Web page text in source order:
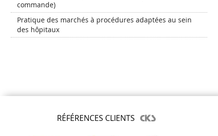
commande)
Pratique des marchés à procédures adaptées au sein
des hôpitaux
RÉFÉRENCES CLIENTS